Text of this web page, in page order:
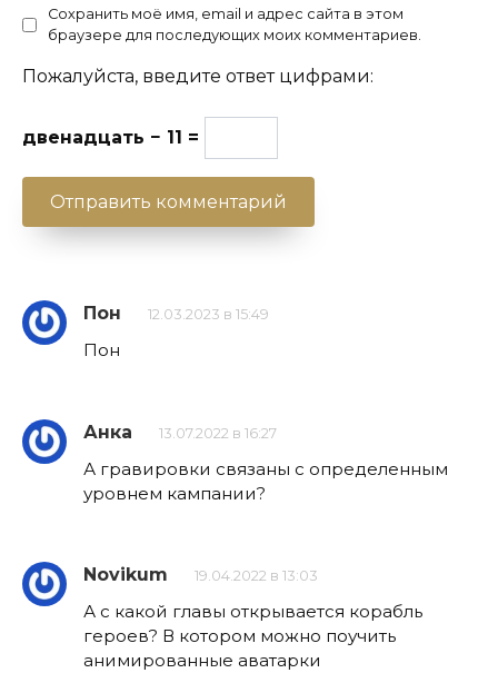
Сохранить моё имя, email и адрес сайта в этом
браузере для последующих моих комментариев.
Пожалуйста, введите ответ цифрами:
двенадцать − 11 =
Пон 12.03.2023 в 15:49
Пон
Анка 13.07.2022 в 16:27
А гравировки связаны с определенным
уровнем кампании?
Novikum 19.04.2022 в 13:03
А с какой главы открывается корабль
героев? В котором можно поучить
анимированные аватарки